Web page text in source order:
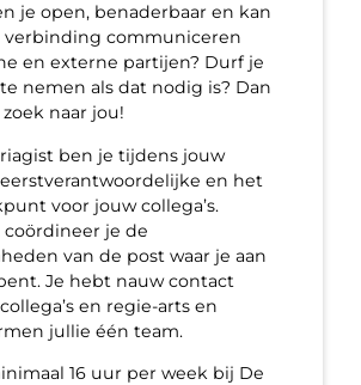
je open, benaderbaar en kan
verbinding communiceren
en externe partijen? Durf je
nemen als dat nodig is? Dan
naar jou!
ben je tijdens jouw
en het
voor jouw collega’s.
coördineer je de
van de post waar je aan
Je hebt nauw contact
en regie-arts en
jullie één team.
16 uur per week bij De